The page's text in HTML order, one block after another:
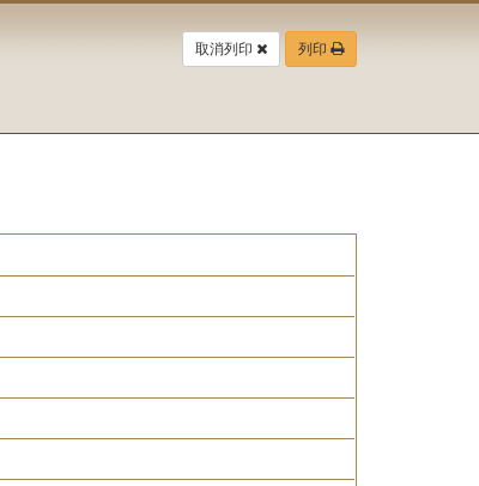
取消列印 列印